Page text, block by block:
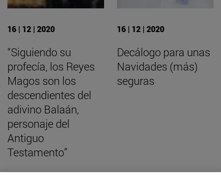
16 | 12 | 2020
“Siguiendo su
profecía, los Reyes
Magos son los
descendientes del
adivino Balaán,
personaje del
Antiguo
Testamento”
16 | 12 | 2020
Decálogo para unas
Navidades (más)
seguras